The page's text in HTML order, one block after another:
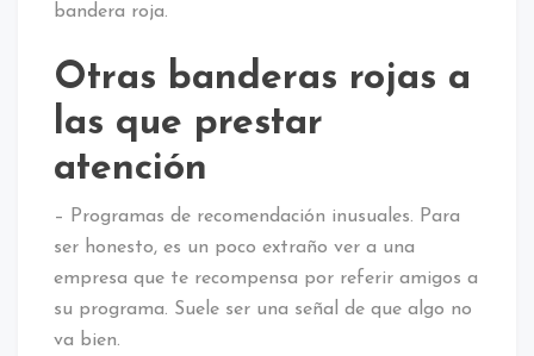
bandera roja.
Otras banderas rojas a
las que prestar
atención
– Programas de recomendación inusuales. Para
ser honesto, es un poco extraño ver a una
empresa que te recompensa por referir amigos a
su programa. Suele ser una señal de que algo no
va bien.